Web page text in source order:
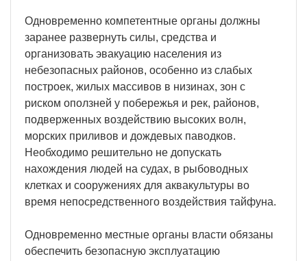
Одновременно компетентные органы должны
заранее развернуть силы, средства и
организовать эвакуацию населения из
небезопасных районов, особенно из слабых
построек, жилых массивов в низинах, зон с
риском оползней у побережья и рек, районов,
подверженных воздействию высоких волн,
морских приливов и дождевых паводков.
Необходимо решительно не допускать
нахождения людей на судах, в рыбоводных
клетках и сооружениях для аквакультуры во
время непосредственного воздействия тайфуна.
Одновременно местные органы власти обязаны
обеспечить безопасную эксплуатацию